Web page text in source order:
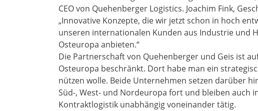
CEO von Quehenberger Logistics. Joachim Fink,
„Innovative Konzepte, die wir jetzt schon in hoch
unseren internationalen Kunden aus Industrie und
Osteuropa anbieten.“
Die Partnerschaft von Quehenberger und Geis ist
Osteuropa beschränkt. Dort habe man ein
nützen wolle. Beide Unternehmen setzen darüber
Süd-, West- und Nordeuropa fort und bleiben auch
Kontraktlogistik unabhängig voneinander tätig.